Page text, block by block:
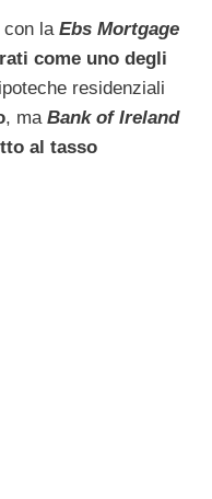
con la Ebs Mortgage
come uno degli
residenziali
, ma Bank of Ireland
al tasso